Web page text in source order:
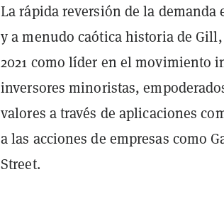
La rápida reversión de la
y a menudo caótica historia de
2021 como líder en el movimiento
inversores minoristas,
valores a través de aplicaciones
a las acciones de empresas como
Street.